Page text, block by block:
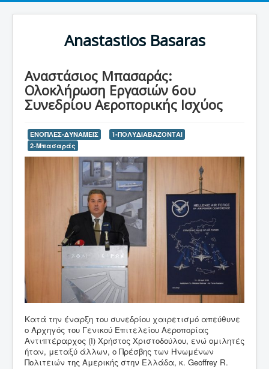
Anastastios Basaras
Αναστάσιος Μπασαράς:
Ολοκλήρωση Εργασιών 6ου
Συνεδρίου Αεροπορικής Ισχύος
ΕΝΟΠΛΕΣ-ΔΥΝΑΜΕΙΣ
1-ΠΟΛΥΔΙΑΒΑΖΟΝΤΑΙ
2-Μπασαράς
Κατά την έναρξη του συνεδρίου χαιρετισμό απεύθυνε
ο Αρχηγός του Γενικού Επιτελείου Αεροπορίας
Αντιπτέραρχος (Ι) Χρήστος Χριστοδούλου, ενώ ομιλητές
ήταν, μεταξύ άλλων, ο Πρέσβης των Ηνωμένων
Πολιτειών της Αμερικής στην Ελλάδα, κ. Geoffrey R.